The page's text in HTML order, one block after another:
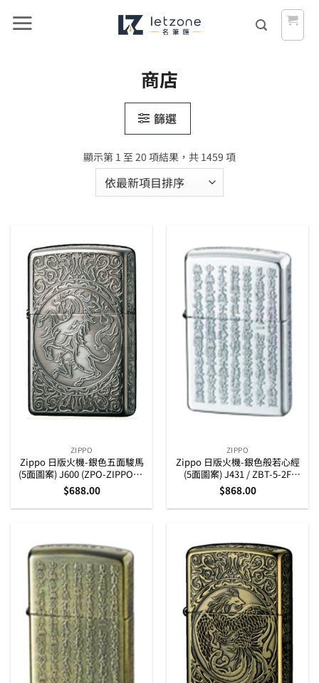
商店
篩選
顯示第 1 至 20 項結果，共 1459 項依
序
ZIPPO
Zippo 日版火機-銀色五面駿馬
(5面圖案) J600 (ZPO-ZIPPO-5-
J600)
$688.00
ZIPPO
Zippo 日版火機-銀色般若心經
(5面圖案) J431 / ZBT-5-2F
(ZPO-ZIPPO-5-J431-ZBT-5-
2F)
$868.00